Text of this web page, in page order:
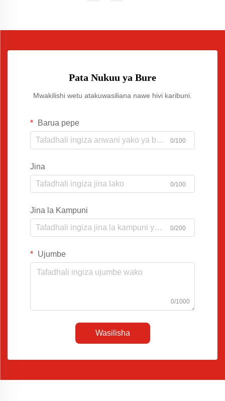
Pata Nukuu ya Bure
Mwakilishi wetu atakuwasiliana nawe hivi karibuni.
Barua pepe
0/100
Jina
0/100
Jina la Kampuni
0/200
Ujumbe
0/1000
Wasilisha